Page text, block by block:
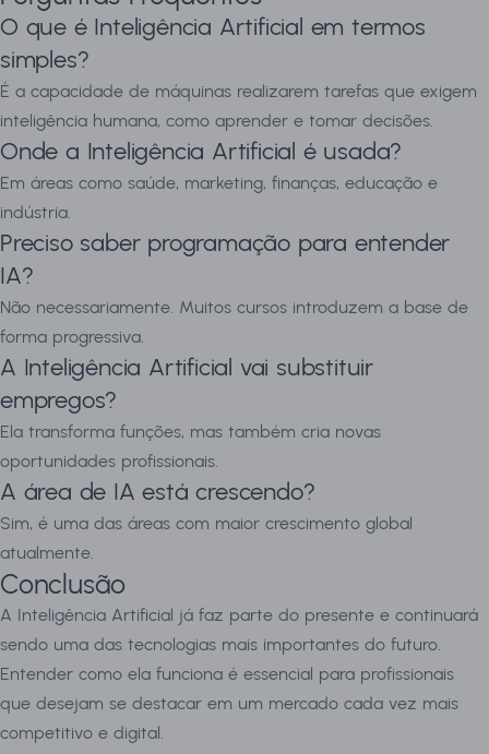
O que é Inteligência Artificial em termos
simples?
É a capacidade de máquinas realizarem tarefas que exigem
inteligência humana, como aprender e tomar decisões.
Onde a Inteligência Artificial é usada?
Em áreas como saúde, marketing, finanças, educação e
indústria.
Preciso saber programação para entender
IA?
Não necessariamente. Muitos cursos introduzem a base de
forma progressiva.
A Inteligência Artificial vai substituir
empregos?
Ela transforma funções, mas também cria novas
oportunidades profissionais.
A área de IA está crescendo?
Sim, é uma das áreas com maior crescimento global
atualmente.
Conclusão
A Inteligência Artificial já faz parte do presente e continuará
sendo uma das tecnologias mais importantes do futuro.
Entender como ela funciona é essencial para profissionais
que desejam se destacar em um mercado cada vez mais
competitivo e digital.